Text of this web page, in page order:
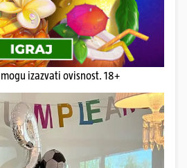
izazvati ovisnost. 18+